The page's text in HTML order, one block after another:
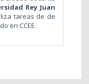
Rey Juan
tareas de de
en CCEE.